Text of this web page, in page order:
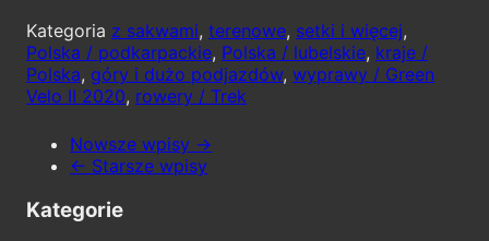
Kategoria z sakwami, terenowe, setki i więcej,
Polska / podkarpackie, Polska / lubelskie, kraje /
Polska, góry i dużo podjazdów, wyprawy / Green
Velo II 2020, rowery / Trek
Nowsze wpisy →
← Starsze wpisy
Kategorie